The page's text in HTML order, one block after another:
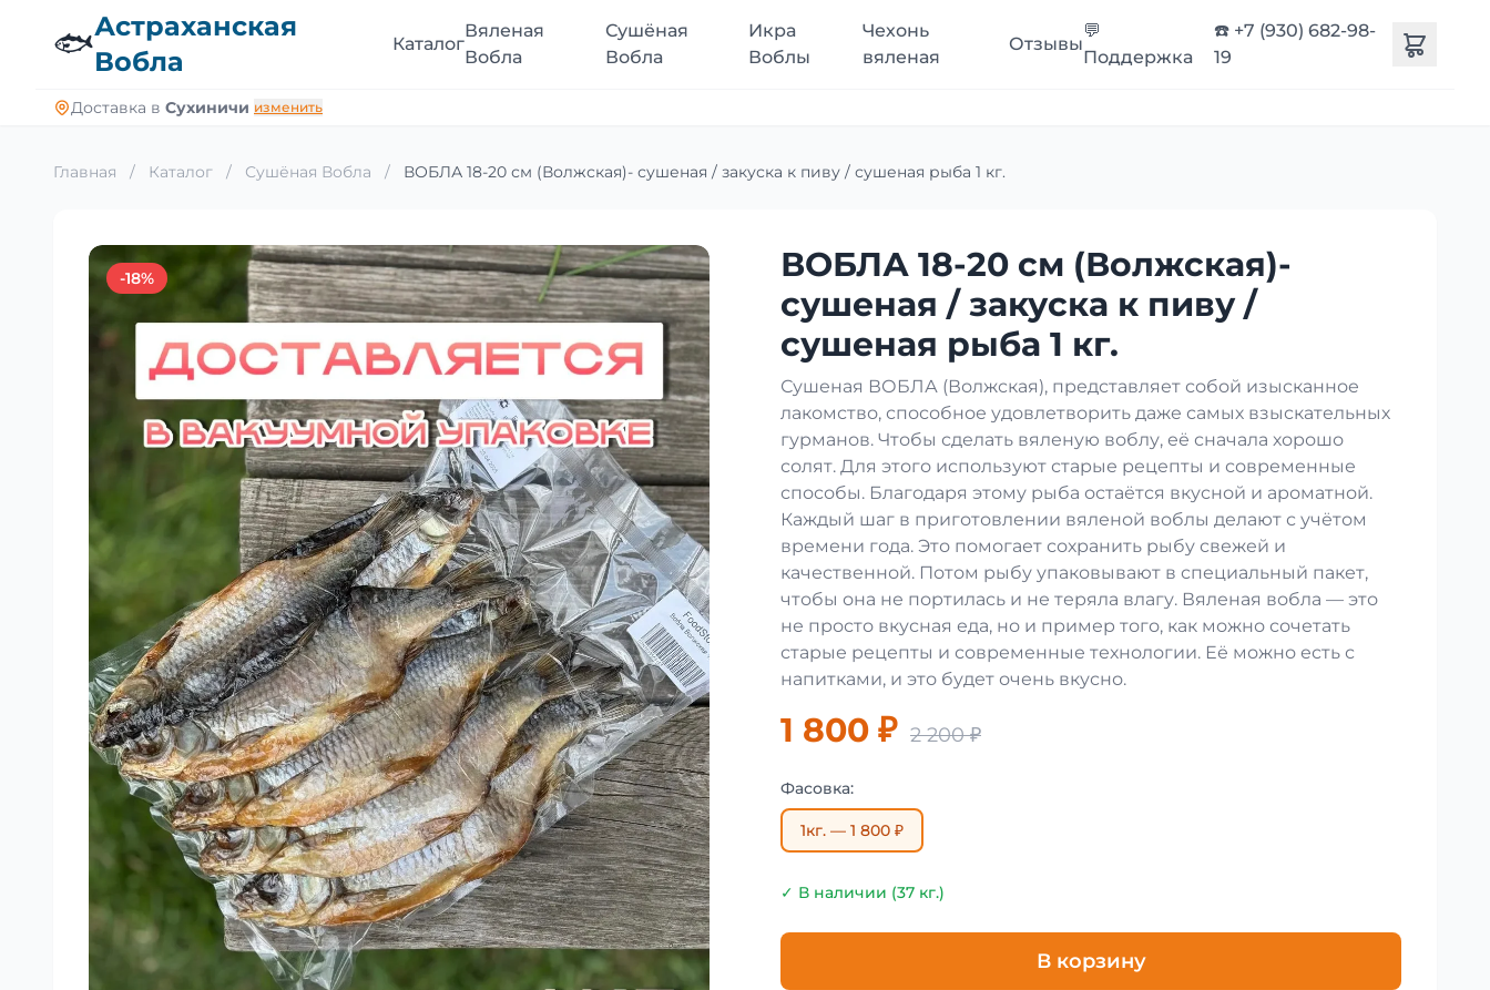
🐟Астраханская
Вобла
Каталог
Вяленая
Вобла
Сушёная
Вобла
Икра
Воблы
Чехонь
вяленая
Отзывы
💬
Поддержка
☎️ +7 (930) 682-98-
19
Доставка в Сухиничи изменить
Главная / Каталог / Сушёная Вобла / ВОБЛА 18-20 см (Волжская)- сушеная / закуска к пиву / сушеная рыба 1 кг.
-18%
ВОБЛА 18-20 см (Волжская)-
сушеная / закуска к пиву /
сушеная рыба 1 кг.
Сушеная ВОБЛА (Волжская), представляет собой изысканное
лакомство, способное удовлетворить даже самых взыскательных
гурманов. Чтобы сделать вяленую воблу, её сначала хорошо
солят. Для этого используют старые рецепты и современные
способы. Благодаря этому рыба остаётся вкусной и ароматной.
Каждый шаг в приготовлении вяленой воблы делают с учётом
времени года. Это помогает сохранить рыбу свежей и
качественной. Потом рыбу упаковывают в специальный пакет,
чтобы она не портилась и не теряла влагу. Вяленая вобла — это
не просто вкусная еда, но и пример того, как можно сочетать
старые рецепты и современные технологии. Её можно есть с
напитками, и это будет очень вкусно.
1 800 ₽ 2 200 ₽
Фасовка:
1кг. — 1 800 ₽
✓ В наличии (37 кг.)
В корзину